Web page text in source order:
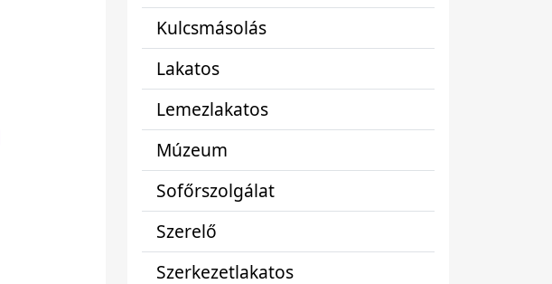
Kulcsmásolás
Lakatos
Lemezlakatos
Múzeum
Sofőrszolgálat
Szerelő
Szerkezetlakatos